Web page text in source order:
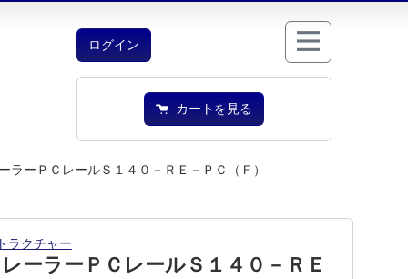
ログイン
カートを見る
ーＰＣレールＳ１４０－ＲＥ－ＰＣ（Ｆ）
ラクチャー
ーラーＰＣレールＳ１４０－ＲＥ